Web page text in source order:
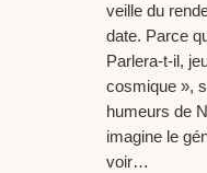
veille du
date. Parce
Parlera-t-il,
cosmique »,
humeurs de
imagine le
voir…